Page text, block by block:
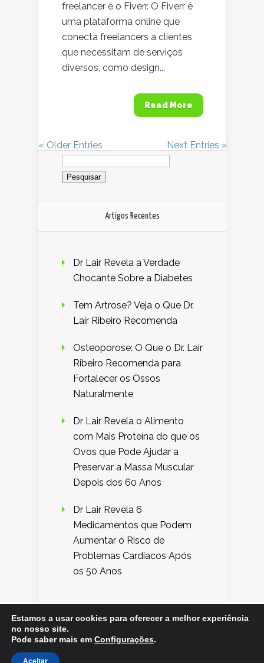
freelancer é o Fiverr. O Fiverr é
uma plataforma online que
conecta freelancers a clientes
que necessitam de serviços
diversos, como design...
Read More
« Older Entries
Next Entries »
Pesquisar
por:
Artigos Recentes
Dr Lair Revela a Verdade
Chocante Sobre a Diabetes
Tem Artrose? Veja o Que Dr.
Lair Ribeiro Recomenda
Osteoporose: O Que o Dr. Lair
Ribeiro Recomenda para
Fortalecer os Ossos
Naturalmente
Dr Lair Revela o Alimento
com Mais Proteína do que os
Ovos que Pode Ajudar a
Preservar a Massa Muscular
Depois dos 60 Anos
Dr Lair Revela 6
Medicamentos que Podem
Aumentar o Risco de
Problemas Cardíacos Após
os 50 Anos
Designed by
Estamos a usar cookies para oferecer a melhor experiência
no nosso site.
Pode saber mais em Configurações.
Aceitar